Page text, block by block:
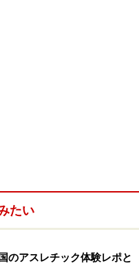
沿いにある滝
いと思っていたのだ
談したところ
たい
のアスレチック体験レポと